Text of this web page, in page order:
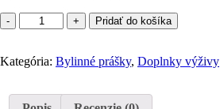
množstvo
Altevita
mariánsky
drvený
Pridať do košíka
Kategória: Bylinné prášky, Doplnky výživy